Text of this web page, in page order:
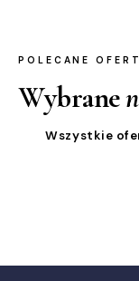
POLECANE
Wybrane
Wszystkie